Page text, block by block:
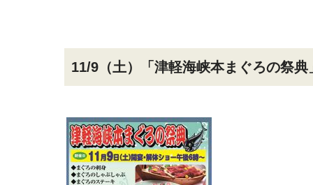
11/9（土）「津軽海峡本まぐろの祭